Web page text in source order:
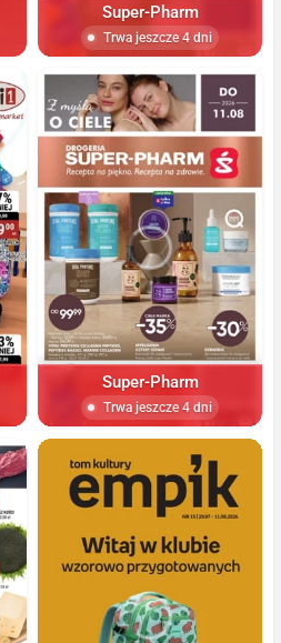
Super-Pharm
Trwa jeszcze 4 dni
Super-Pharm
Trwa jeszcze 4 dni